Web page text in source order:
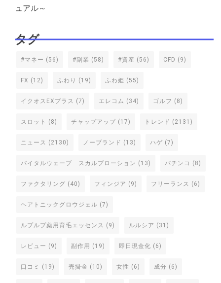
ュアル～
タグ
#マネー (56) #副業 (58) #資産 (56) CFD (9)
FX (12) ふわり (19) ふわ姫 (55)
イクオスEXプラス (7) エレコム (34) ゴルフ (8)
スロット (8) チャップアップ (17) トレンド (2131)
ニュース (2130) ノーブランド (13) ハゲ (7)
バイタルウェーブ スカルプローション (13) パチンコ (8)
ファクタリング (40) フィンジア (9) フリーランス (6)
ヘアトニックグロウジェル (7)
ルプルプ薬用育毛エッセンス (9) ルルシア (31)
レビュー (9) 副作用 (19) 即日現金化 (6)
口コミ (19) 売掛金 (10) 女性 (6) 成分 (6)